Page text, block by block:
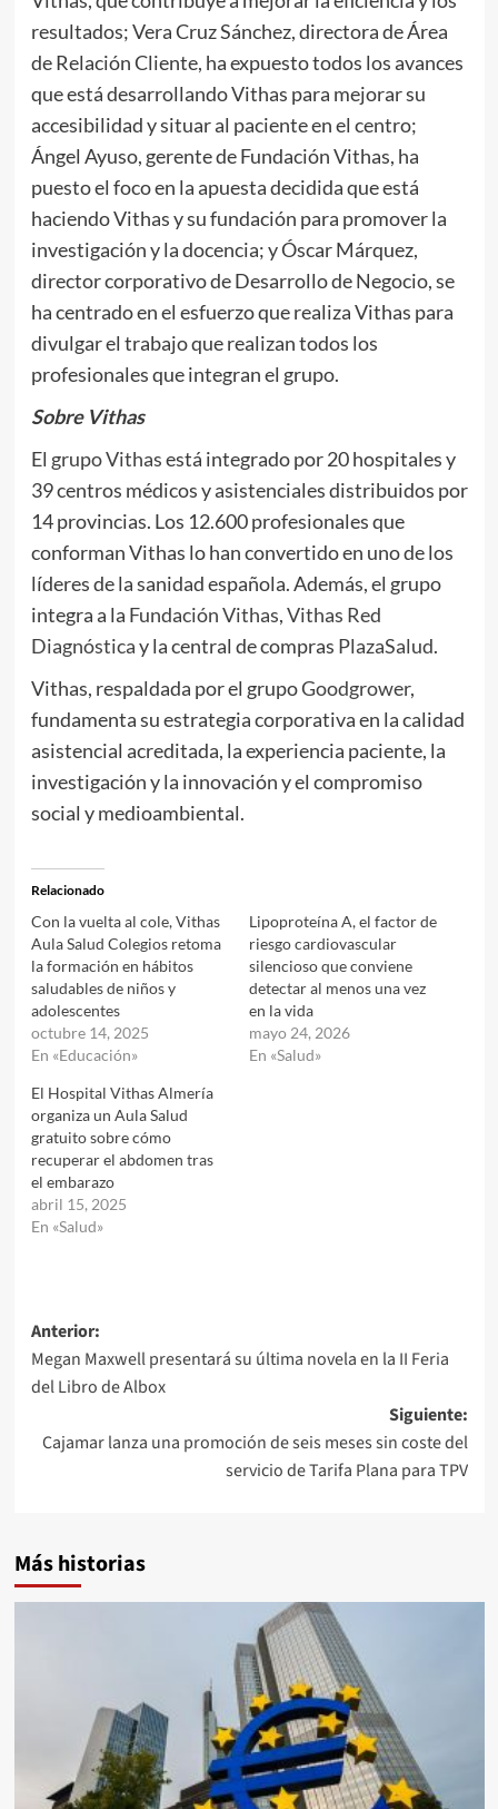
resultados; Vera Cruz Sánchez, directora de Área
de Relación Cliente, ha expuesto todos los avances
que está desarrollando Vithas para mejorar su
accesibilidad y situar al paciente en el centro;
Ángel Ayuso, gerente de Fundación Vithas, ha
puesto el foco en la apuesta decidida que está
haciendo Vithas y su fundación para promover la
investigación y la docencia; y Óscar Márquez,
director corporativo de Desarrollo de Negocio, se
ha centrado en el esfuerzo que realiza Vithas para
divulgar el trabajo que realizan todos los
profesionales que integran el grupo.
Sobre Vithas
El grupo Vithasestá integrado por 20 hospitales y
39 centros médicos y asistenciales distribuidos por
14 provincias. Los 12.600 profesionales que
conforman Vithas lo han convertido en uno de los
líderes de la sanidad española. Además, el grupo
integra a la Fundación Vithas,Vithas Red
Diagnósticay la central de compras PlazaSalud.
Vithas, respaldada por el grupoGoodgrower,
fundamenta su estrategia corporativa en la calidad
asistencial acreditada, la experiencia paciente, la
investigación y la innovación y el compromiso
social y medioambiental.
Relacionado
Con la vuelta al cole, Vithas
Aula Salud Colegios retoma
la formación en hábitos
saludables de niños y
adolescentes
octubre 14, 2025
En «Educación»
Lipoproteína A, el factor de
riesgo cardiovascular
silencioso que conviene
detectar al menos una vez
en la vida
mayo 24, 2026
En «Salud»
El Hospital Vithas Almería
organiza un Aula Salud
gratuito sobre cómo
recuperar el abdomen tras
el embarazo
abril 15, 2025
En «Salud»
Navegación
de
entradas
Anterior:
Megan Maxwell presentará su última novela en la II Feria
del Libro de Albox
Siguiente:
Cajamar lanza una promoción de seis meses sin coste del
servicio de Tarifa Plana para TPV
Más historias